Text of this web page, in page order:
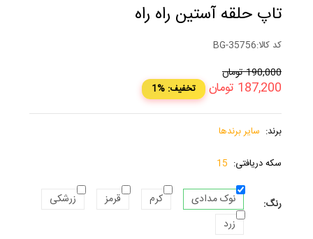
تاپ حلقه آستین راه راه
کد کالا:BG-35756
190,000تومان
187,200 تومان 1% :تخفیف
برند: سایر برندها
سکه دریافتی: 15
رنگ: نوک مدادی کرم قرمز
زرشکی
زرد